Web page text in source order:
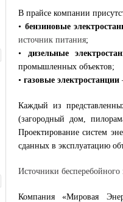
В прайсе компании
• бензиновые
источник питания;
•
дизельные
промышленных объектов;
• газовые электростанции
Каждый из
(загородный дом,
Проектирование систем
сданных в эксплуатацию
Источники бесперебойного
Компания «Мировая